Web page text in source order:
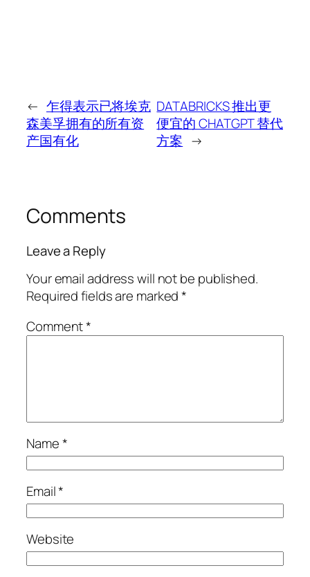
← 乍得表示已将埃克
森美孚拥有的所有资
产国有化
DATABRICKS 推出更
便宜的 CHATGPT 替代
方案 →
Comments
Leave a Reply
Your email address will not be published.
Required fields are marked*
Comment*
Name*
Email*
Website